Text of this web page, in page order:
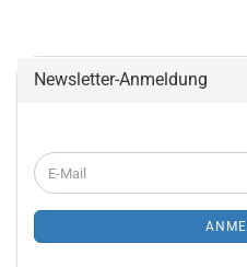
Newsletter-Anmeldung
WEITER
ZUR
ANMELDUNG
E-
Mail